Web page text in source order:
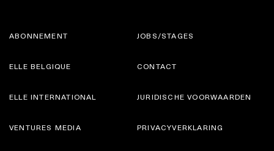
ABONNEMENT
ELLE BELGIQUE
JOBS/STAGES
CONTACT
ELLE INTERNATIONAL
VENTURES MEDIA
JURIDISCHE VOORWAARDEN
PRIVACYVERKLARING